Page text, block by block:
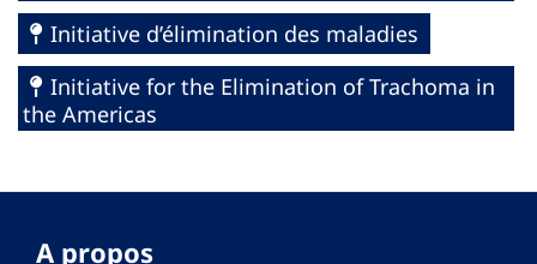
Initiative d’élimination des maladies
Initiative for the Elimination of Trachoma in
the Americas
A propos